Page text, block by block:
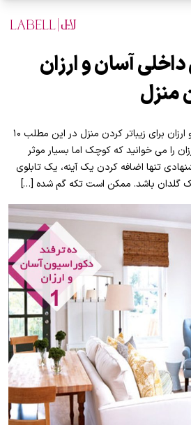
داخلی آسان و ارزان
منزل
۱۰ ترفند طراحی داخلی آسان و ارزان برای زیباتر کردن منزل در این مطلب ۱۰
را می خوانید که کوچک اما بسیار موثر
تنها اضافه کردن یک آینه، یک تابلوی
گلدان باشد. ممکن است تکه گم شده […]